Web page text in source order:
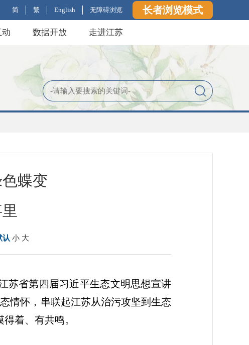
简 繁 English 无障碍浏览 长者浏览模式
动 数据开放 走进江苏
蝶变
认 小 大
苏省第四届习近平生态文明思想宣讲
情怀，串联起江苏从治污攻坚到生态
着、有共鸣。